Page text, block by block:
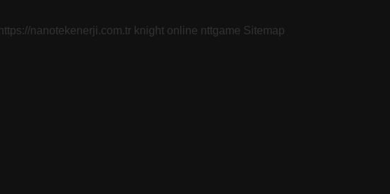
https://nanotekenerji.com.tr knight online nttgame Sitemap